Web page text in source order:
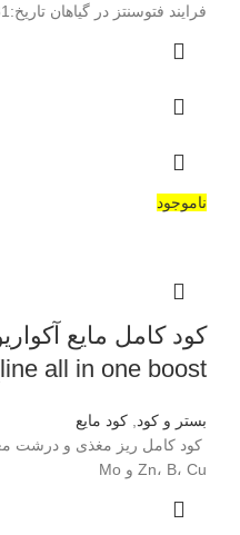
فرایند فتوسنتز در گیاهان تاریخ:2031
ناموجود
line all in one boost)
بستر و کود
کود مایع
Zn، B، Cu و Mo